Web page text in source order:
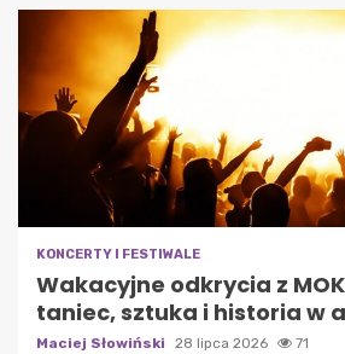
KONCERTY I FESTIWALE
Wakacyjne odkrycia z
taniec, sztuka i historia w
Maciej Słowiński 28 lipca 2026 71